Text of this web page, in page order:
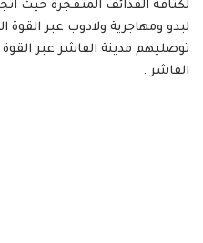
لكثافة القذائف المتفجرة حيث
لبدو ومهاجرية ولادوب عبر القوة
توصليهم مدينة الفاشر عبر
الفاشر .